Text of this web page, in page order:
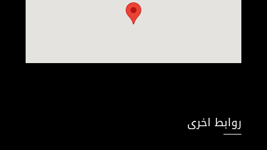
روابط اخرى